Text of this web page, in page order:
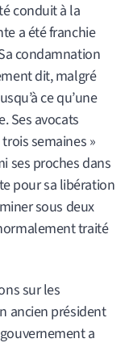
conduit à la
a été franchie
condamnation
dit, malgré
ce qu’une
Ses avocats
semaines »
ses proches dans
pour sa libération
sous deux
traité
sur les
ancien président
a